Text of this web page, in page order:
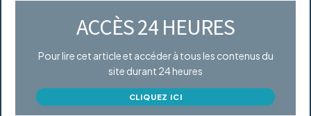
ACCÈS 24 HEURES
Pour lire cet article et accéder à tous les contenus du
site durant 24 heures
CLIQUEZ ICI